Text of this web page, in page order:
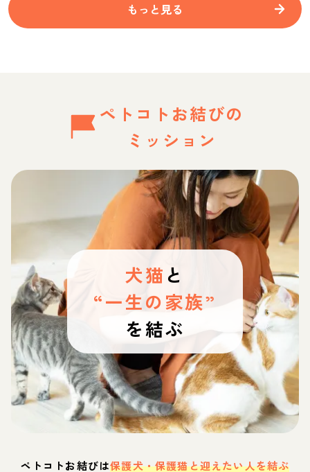
もっと見る
ペトコトお結びの
ミッション
犬猫 と
“一生の家族”
を結ぶ
ペトコトお結びは保護犬・保護猫と迎えたい人を結ぶ